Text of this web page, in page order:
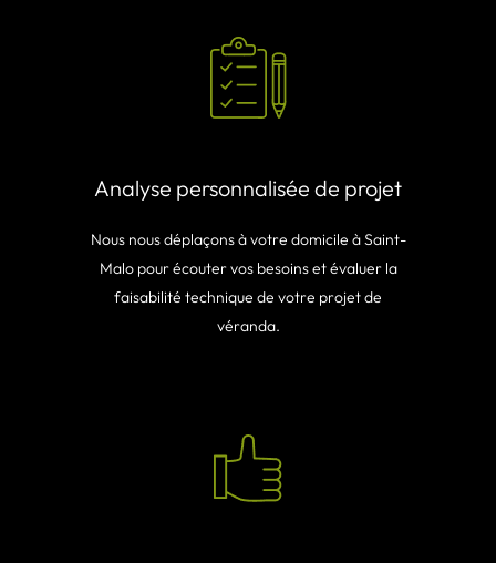
Analyse personnalisée de projet
Nous nous déplaçons à votre domicile à Saint-
Malo pour écouter vos besoins et évaluer la
faisabilité technique de votre projet de
véranda.